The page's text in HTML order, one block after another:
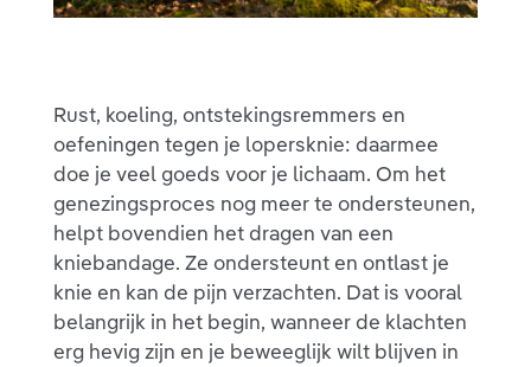
Rust, koeling, ontstekingsremmers en
oefeningen tegen je lopersknie: daarmee
doe je veel goeds voor je lichaam. Om het
genezingsproces nog meer te ondersteunen,
helpt bovendien het dragen van een
kniebandage. Ze ondersteunt en ontlast je
knie en kan de pijn verzachten. Dat is vooral
belangrijk in het begin, wanneer de klachten
erg hevig zijn en je beweeglijk wilt blijven in